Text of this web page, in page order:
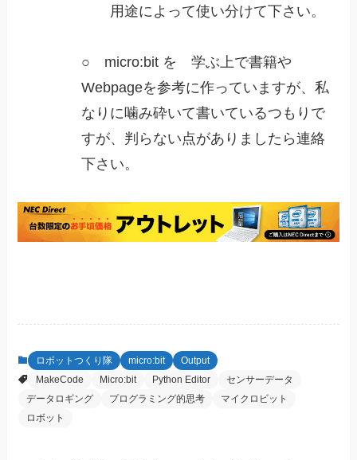
用途によって使い分けて下さい。
○ micro:bit を 学ぶ上で書籍や
Webpageを参考に作っていますが、私
なりに噛み砕いて書いているつもりで
すが、判らない点がありましたら連絡
下さい。
ロボットつくり隊 micro:bit
Output
MakeCode
Micro:bit Python Editor
センサーデータ
データロギング
プログラミング的思考
マイクロビット
ロボット